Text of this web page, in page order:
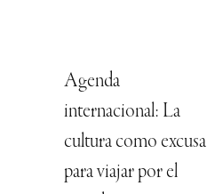
Agenda
internacional: La
cultura como excusa
para viajar por el